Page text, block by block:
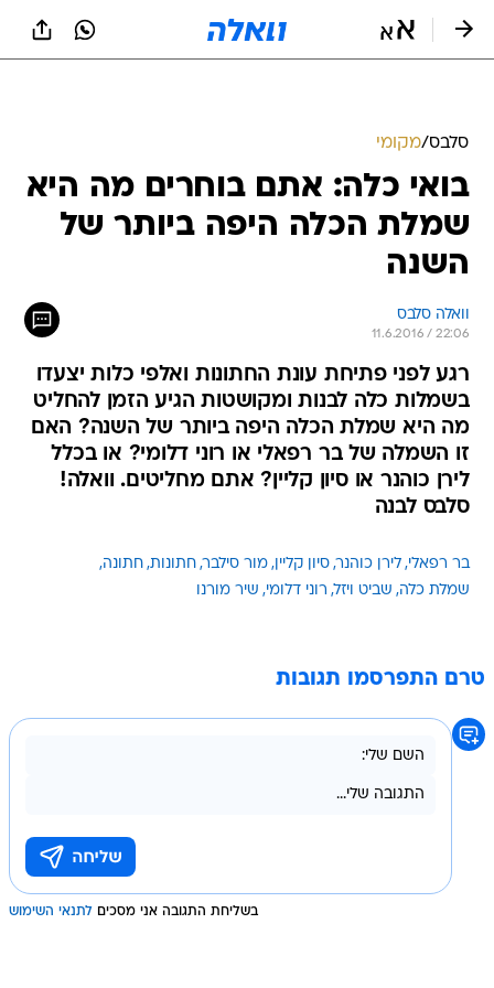
סלבס/מקומי
בואי כלה: אתם בוחרים מה היא
שמלת הכלה היפה ביותר של
השנה
וואלה סלבס
11.6.2016 / 22:06
רגע לפני פתיחת עונת החתונות ואלפי כלות יצעדו
בשמלות כלה לבנות ומקושטות הגיע הזמן להחליט
מה היא שמלת הכלה היפה ביותר של השנה? האם
זו השמלה של בר רפאלי או רוני דלומי? או בכלל
לירן כוהנר או סיון קליין? אתם מחליטים. וואלה!
סלבס לבנה
בר רפאלי לירן כוהנר סיון קליין מור סילבר חתונות חתונה
שמלת כלה שביט ויזל רוני דלומי שיר מורנו
טרם התפרסמו תגובות
בשליחת התגובה אני מסכים לתנאי השימוש